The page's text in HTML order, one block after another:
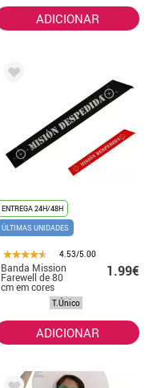
ADICIONAR
ENTREGA 24H/48H
ÚLTIMAS UNIDADES
4.53/5.00
Banda Mission
Farewell de 80
cm em cores
1.99€
T.Único
ADICIONAR